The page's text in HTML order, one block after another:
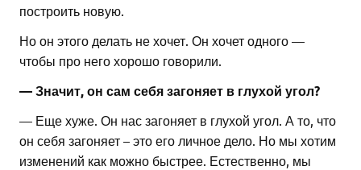
построить новую.
Но он этого делать не хочет. Он хочет одного —
чтобы про него хорошо говорили.
— Значит, он сам себя загоняет в глухой угол?
— Еще хуже. Он нас загоняет в глухой угол. А то, что
он себя загоняет – это его личное дело. Но мы хотим
изменений как можно быстрее. Естественно, мы